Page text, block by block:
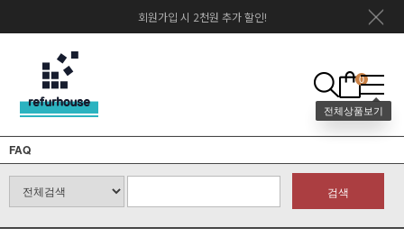
회원가입 시 2천원 추가 할인!
0
FAQ
검색